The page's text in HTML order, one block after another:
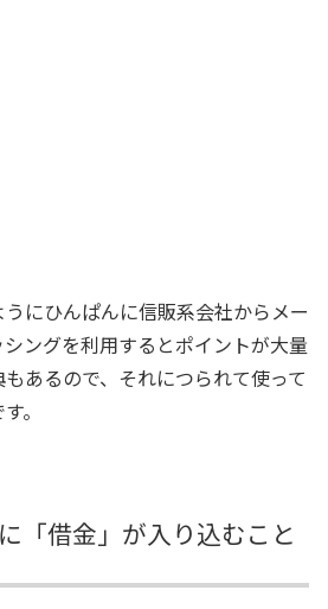
にひんぱんに信販系会社からメー
ングを利用するとポイントが大量
あるので、それにつられて使って
。
「借金」が入り込むこと